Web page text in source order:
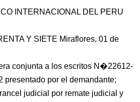
INTERNACIONAL DEL PERU
Y SIETE Miraflores, 01 de
conjunta a los escritos N�22612-
por el demandante;
judicial por remate judicial y